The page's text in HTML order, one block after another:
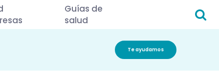
Guías de
salud
Te ayudamos